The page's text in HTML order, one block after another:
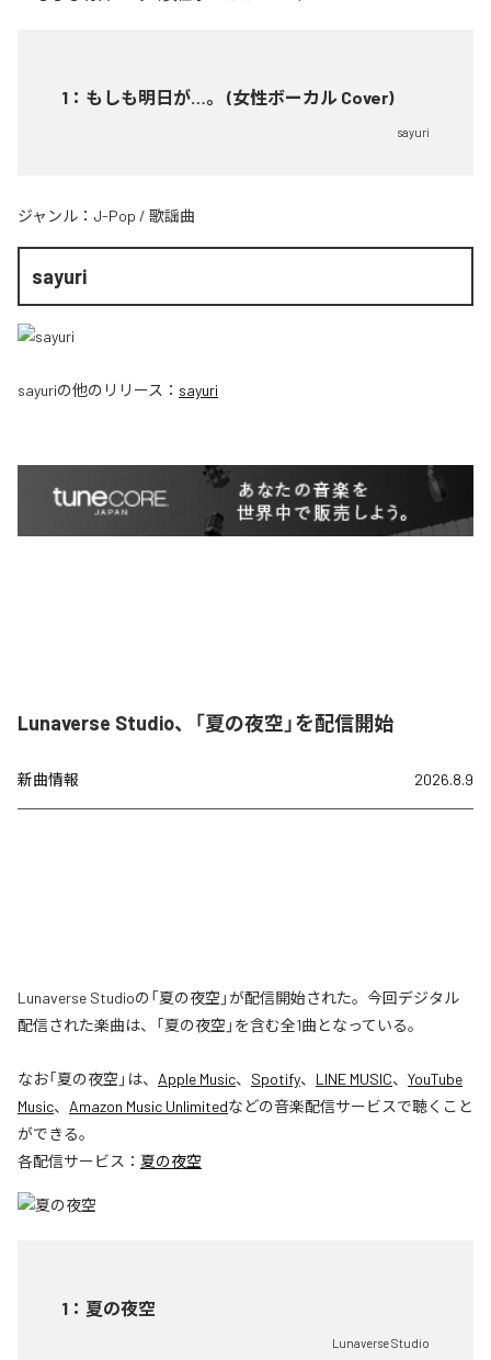
1 ： もしも明日が…。 (女性ボーカル Cover)
sayuri
ジャンル： J-Pop / 歌謡曲
sayuri
sayuriの他のリリース： sayuri
Lunaverse Studio、「夏の夜空」を配信開始
新曲情報 2026.8.9
Lunaverse Studioの「夏の夜空」が配信開始された。今回デジタル
配信された楽曲は、「夏の夜空」を含む全1曲となっている。
なお「夏の夜空 」は、 Apple Music、 Spotify、 LINE MUSIC、 YouTube
Music、 Amazon Music Unlimitedなどの音楽配信サービスで聴くこと
ができる。
各配信サービス： 夏の夜空
1 ： 夏の夜空
Lunaverse Studio